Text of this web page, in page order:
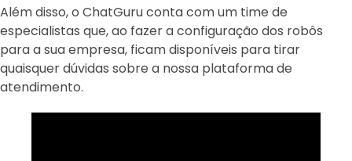
Além disso, o ChatGuru conta com um time de
especialistas que, ao fazer a configuração dos robôs
para a sua empresa, ficam disponíveis para tirar
quaisquer dúvidas sobre a nossa plataforma de
atendimento.